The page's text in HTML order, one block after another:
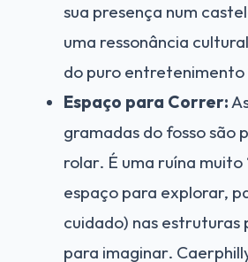
sua presença num
uma ressonância
do puro
Espaço para Correr:
gramadas do fosso são
rolar. É uma ruína
espaço para explorar,
cuidado) nas estruturas
para imaginar.